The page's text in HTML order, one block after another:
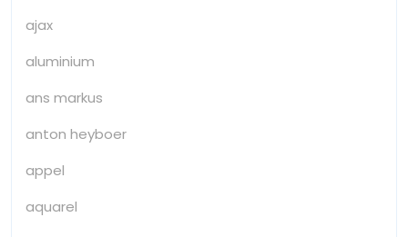
ajax
aluminium
ans markus
anton heyboer
appel
aquarel